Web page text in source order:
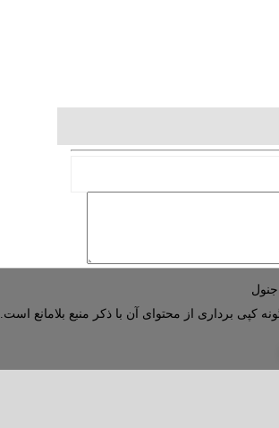
کپی برداری از محتوای آن با ذکر منبع بلامانع است.